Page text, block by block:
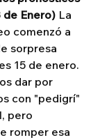
de Enero) La
comenzó a
sorpresa
15 de enero.
dar por
con "pedigrí"
pero
romper esa